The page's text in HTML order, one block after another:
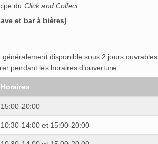
du Click and Collect:
et bar à bières)
disponible sous 2 jours ouvrables
pendant les horaires d’ouverture:
Horaires
15:00-20:00
10:30-14:00 et 15:00-20:00